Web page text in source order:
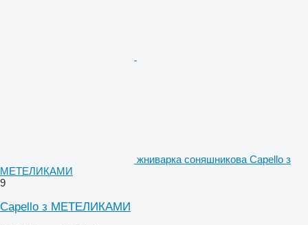
жниварка соняшникова Capello з
МЕТЕЛИКАМИ
9
Capello з МЕТЕЛИКАМИ